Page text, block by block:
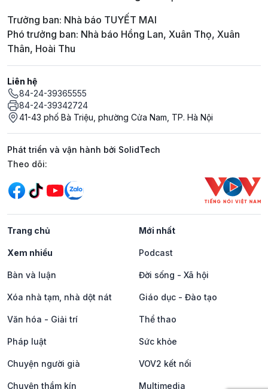
Trưởng ban: Nhà báo TUYẾT MAI
Phó trưởng ban: Nhà báo Hồng Lan, Xuân Thọ, Xuân
Thân, Hoài Thu
Liên hệ
84-24-39365555
84-24-39342724
41-43 phố Bà Triệu, phường Cửa Nam, TP. Hà Nội
Phát triển và vận hành bởi SolidTech
Mạng xã hội
Theo dõi:
Trang chủ Mới nhất
Xem nhiều Podcast
Bàn và luận Đời sống - Xã hội
Xóa nhà tạm, nhà dột nát Giáo dục - Đào tạo
Văn hóa - Giải trí Thể thao
Pháp luật Sức khỏe
Chuyện người già VOV2 kết nối
Chuyện thầm kín Multimedia